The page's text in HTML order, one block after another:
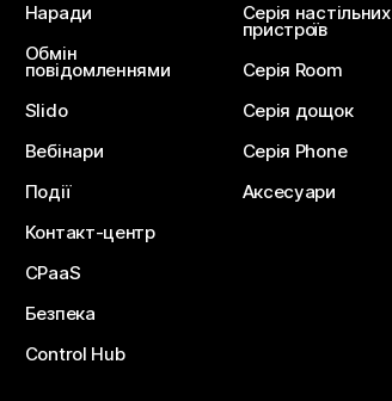
Наради
Обмін
повідомленнями
Slido
Вебінари
Події
Контакт-центр
CPaaS
Безпека
Control Hub
Серія настільних
пристроїв
Серія Room
Серія дощок
Серія Phone
Аксесуари